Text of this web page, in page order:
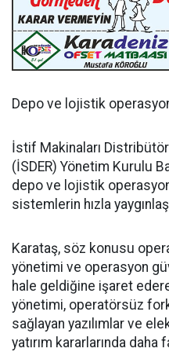
Depo ve lojistik
İstif Makinaları
(İSDER) Yönetim Kurulu
depo ve lojistik
sistemlerin hızla
Karataş, söz konusu
yönetimi ve operasyon
hale geldiğine işaret
yönetimi, operatörsüz
sağlayan yazılımlar ve
yatırım kararlarında daha